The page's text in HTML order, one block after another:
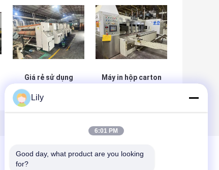
Giá rẻ sử dụng
hộp giấy làm máy
Máy in hộp carton
Lily
6:01 PM
Good day, what product are you looking
for?